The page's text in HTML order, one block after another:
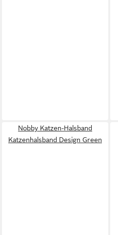
Nobby Katzen-Halsband
Katzenhalsband Design Green